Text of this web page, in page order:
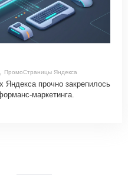
, ПромоСтраницы Яндекса
Яндекса прочно закрепилось
маркетинга.